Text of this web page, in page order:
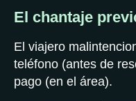
El chantaje
El viajero
teléfono (antes de
pago (en el área).